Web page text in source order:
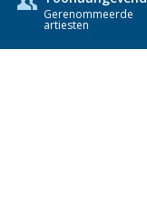
Gerenommeerde
artiesten